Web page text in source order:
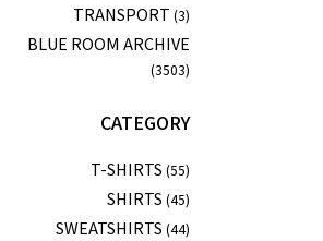
TRANSPORT (3)
BLUE ROOM ARCHIVE
(3503)
CATEGORY
T-SHIRTS (55)
SHIRTS (45)
SWEATSHIRTS (44)